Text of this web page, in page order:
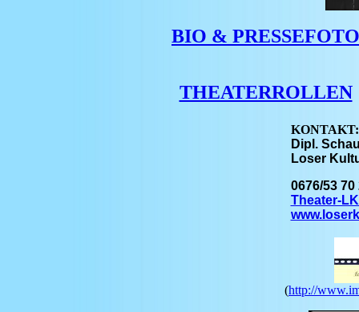
BIO & PRESSEFOTO
THEATERROLLEN
KONTAKT:
Dipl.
Loser
0676/53 70
Theater-
(http://